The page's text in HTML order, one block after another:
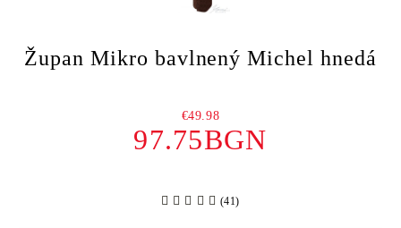
Župan Mikro bavlnený Michel hnedá
€49.98
97.75BGN
(41)